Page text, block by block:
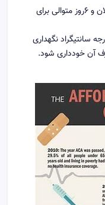
از مصرف دارو برای ۱۰روز متوالی برای بزرگسالان و ۶روز متوالی برای
دارو :این دارو در دمای ۱۵ تا ۳۰ درجه سانتیگراد نگهداری
آن خودداری شود.